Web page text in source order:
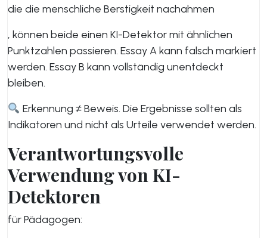
die die menschliche Berstigkeit nachahmen
, können beide einen KI-Detektor mit ähnlichen
Punktzahlen passieren. Essay A kann falsch markiert
werden. Essay B kann vollständig unentdeckt
bleiben.
Erkennung ≠ Beweis. Die Ergebnisse sollten als
Indikatoren und nicht als Urteile verwendet werden.
Verantwortungsvolle
Verwendung von KI-
Detektoren
für Pädagogen: